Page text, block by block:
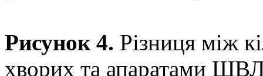
Рисунок 4. Різниця між
хворих та апаратами